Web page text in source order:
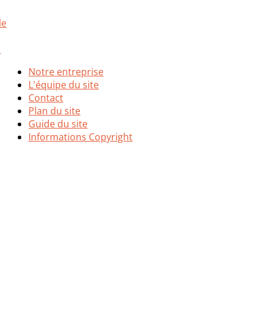
Notre entreprise
L'équipe du site
Contact
Plan du site
Guide du site
Informations Copyright